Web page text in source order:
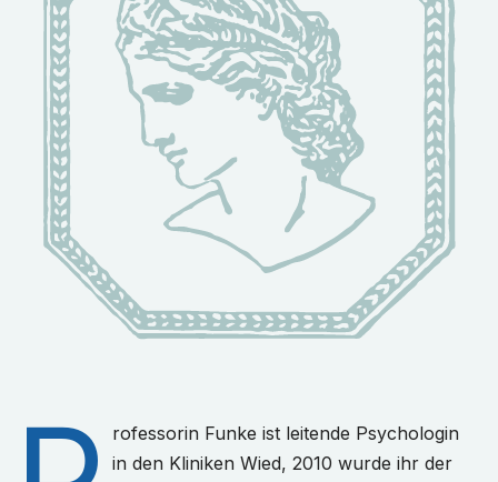
rofessorin Funke ist leitende Psychologin
in den Kliniken Wied, 2010 wurde ihr der